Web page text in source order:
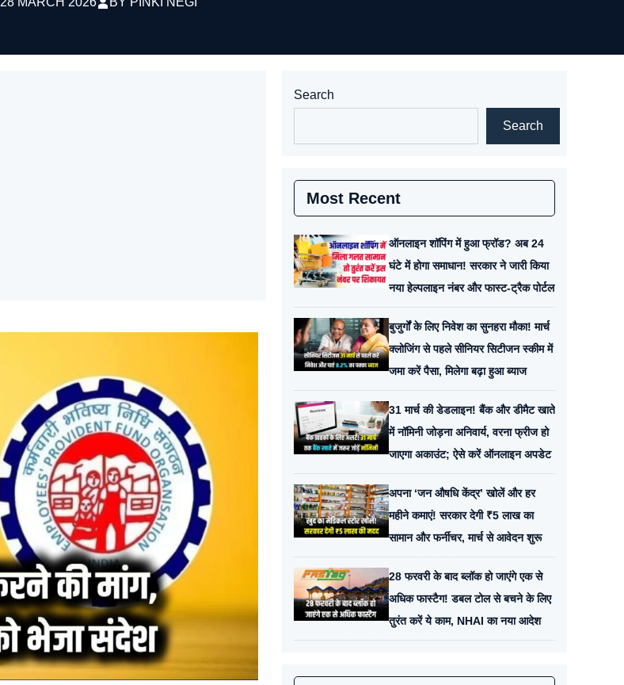
Search
Search
Most Recent
ऑनलाइन शॉपिंग में हुआ फ्रॉड? अब 24
घंटे में होगा समाधान! सरकार ने जारी किया
नया हेल्पलाइन नंबर और फास्ट-ट्रैक पोर्टल
बुजुर्गों के लिए निवेश का सुनहरा मौका! मार्च
क्लोजिंग से पहले सीनियर सिटीजन स्कीम में
जमा करें पैसा, मिलेगा बढ़ा हुआ ब्याज
31 मार्च की डेडलाइन! बैंक और डीमैट खाते
में नॉमिनी जोड़ना अनिवार्य, वरना फ्रीज हो
जाएगा अकाउंट; ऐसे करें ऑनलाइन अपडेट
अपना ‘जन औषधि केंद्र’ खोलें और हर
महीने कमाएं! सरकार देगी ₹5 लाख का
सामान और फर्नीचर, मार्च से आवेदन शुरू
28 फरवरी के बाद ब्लॉक हो जाएंगे एक से
अधिक फास्टैग! डबल टोल से बचने के लिए
तुरंत करें ये काम, NHAI का नया आदेश